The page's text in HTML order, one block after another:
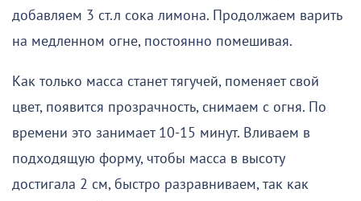
добавляем 3 ст.л сока лимона. Продолжаем варить
на медленном огне, постоянно помешивая.
Как только масса станет тягучей, поменяет свой
цвет, появится прозрачность, снимаем с огня. По
времени это занимает 10-15 минут. Вливаем в
подходящую форму, чтобы масса в высоту
достигала 2 см, быстро разравниваем, так как